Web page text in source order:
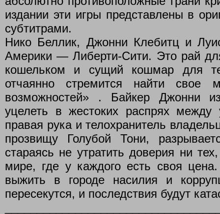
издании эти игры представлены в
субтитрами.
Нико Беллик, Джонни Клебитц и
Америки — Либерти-Сити. Это рай
кошельком и сущий кошмар для
отчаянно стремится найти свое
возможностей» . Байкер Джонни
уцелеть в жестоких распрях между
правая рука и телохранитель
прозвищу Голубой Тони,
стараясь не утратить доверия ни
мире, где у каждого есть своя
выжить в городе насилия и
пересекутся, и последствия будут